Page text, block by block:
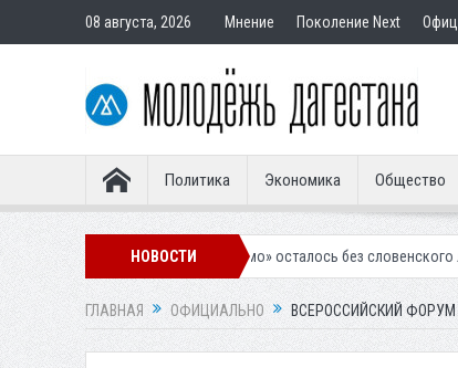
08 августа, 2026 Мнение Поколение Next
Политика Экономика Общество
НОВОСТИ
«Динамо» осталось без словенского легионера
ГЛАВНАЯ ОФИЦИАЛЬНО ВСЕРОССИЙСКИЙ